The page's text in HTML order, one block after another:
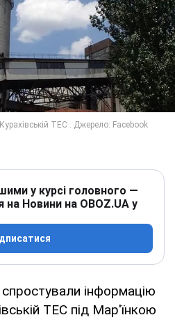
у курсі головного —
на Новини на OBOZ.UA у
інформацію
ТЕС під Мар'їнкою